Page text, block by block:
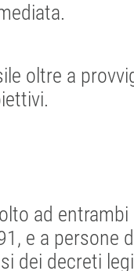
oltre a
ad
e a persone
dei decreti